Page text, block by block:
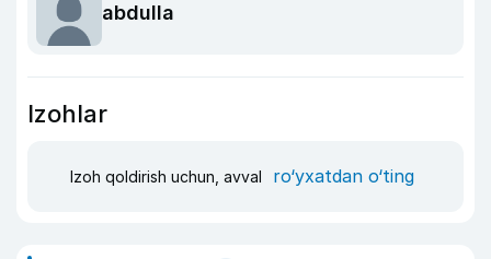
abdulla
Izohlar
Izoh qoldirish uchun, avval ro‘yxatdan o‘ting